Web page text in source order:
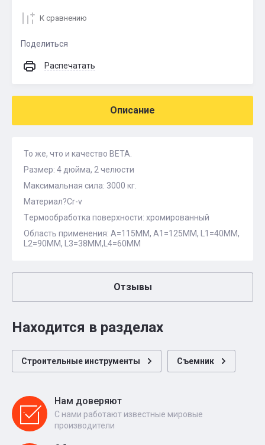
К сравнению
Поделиться
Распечатать
Описание
То же, что и качество BETA.
Размер: 4 дюйма, 2 челюсти
Mаксимальная сила: 3000 кг.
Материал?Cr-v
Tермообработка поверхности: хромированный
Oбласть применения: А=115ММ, А1=125ММ, L1=40ММ,
L2=90ММ, L3=38ММ,L4=60ММ
Отзывы
Находится в разделах
Строительные инструменты Съемник
Нам доверяют
С нами работают известные мировые
производители